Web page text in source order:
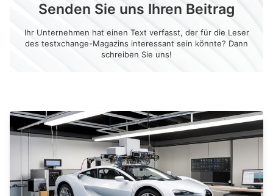
Senden Sie uns Ihren Beitrag
Ihr Unternehmen hat einen Text verfasst, der für die Leser
des testxchange-Magazins interessant sein könnte? Dann
schreiben Sie uns!